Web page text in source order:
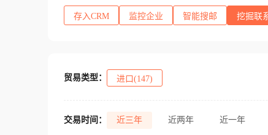
存入CRM 监控企业 智能搜邮 挖掘联
贸易类型： 进口(147)
交易时间： 近三年 近两年 近一年